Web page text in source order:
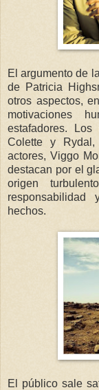
El argumento de
de Patricia
otros aspectos,
motivaciones
estafadores. Los
Colette y Rydal,
actores, Viggo
destacan por el
origen
hechos.
El público sale